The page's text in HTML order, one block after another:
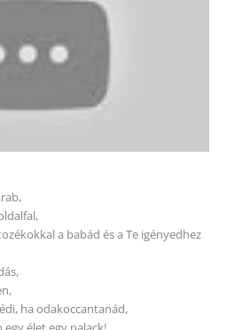
a babád és a Te igényedhez
ha odakoccantanád,